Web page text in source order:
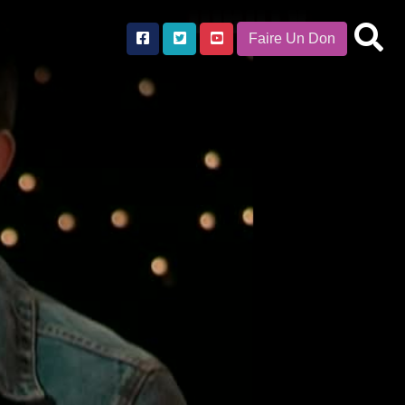
Faire Un Don